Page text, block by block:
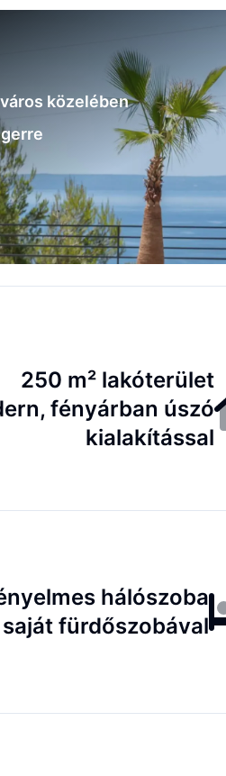
közelében
250 m² lakóterület
fényárban úszó
kialakítással
hálószoba
saját fürdőszobával